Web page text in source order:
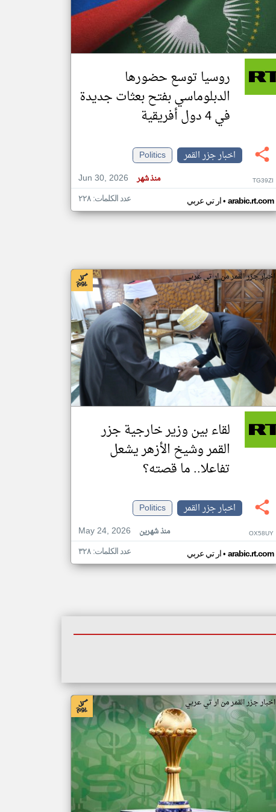
تغيير الدولة
اخبار جزر القمر على مدار الساعة
أهم اخبار جزر القمر العاجلة والمباشرة
روسيا توسع حضورها
الدبلوماسي بفتح بعثات جديدة
في 4 دول أفريقية
اخبار جزر القمر
Politics
Jun 30, 2026
منذ شهر TG39ZI
ار تي عربي• arabic.rt.com عدد الكلمات: ٢٢٨
اخبار جزر القمر من ار تي عربي
لقاء بين وزير خارجية جزر
القمر وشيخ الأزهر يشعل
تفاعلا.. ما قصته؟
اخبار جزر القمر
Politics
May 24, 2026
منذ شهرين OX58UY
ار تي عربي• arabic.rt.com عدد الكلمات: ٣٢٨
اخبار جزر القمر من ار تي عربي
klyoum.com